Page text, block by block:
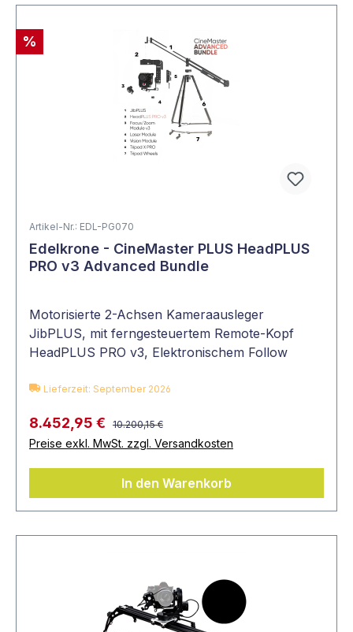
%
Artikel-Nr.: EDL-PG070
Edelkrone - CineMaster PLUS HeadPLUS
PRO v3 Advanced Bundle
Motorisierte 2-Achsen Kameraausleger
JibPLUS, mit ferngesteuertem Remote-Kopf
HeadPLUS PRO v3, Elektronischem Follow
Kamerastativ Tripod X Pro, Laser Abstandsmess
Lieferzeit: September 2026
8.452,95 € 10.200,15 €
Preise exkl. MwSt. zzgl. Versandkosten
In den Warenkorb